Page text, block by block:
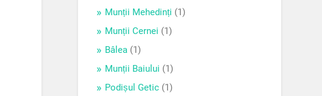
Munții Mehedinți (1)
Munții Cernei (1)
Bâlea (1)
Munții Baiului (1)
Podișul Getic (1)